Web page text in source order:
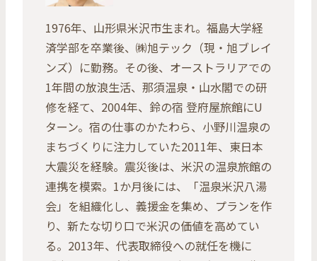
1976年、山形県米沢市生まれ。福島大学経
済学部を卒業後、㈱旭テック（現・旭ブレイ
ンズ）に勤務。その後、オーストラリアでの
1年間の放浪生活、那須温泉・山水閣での研
修を経て、2004年、鈴の宿 登府屋旅館にU
ターン。宿の仕事のかたわら、小野川温泉の
まちづくりに注力していた2011年、東日本
大震災を経験。震災後は、米沢の温泉旅館の
連携を模索。1か月後には、「温泉米沢八湯
会」を組織化し、義援金を集め、プランを作
り、新たな切り口で米沢の価値を高めてい
る。2013年、代表取締役への就任を機に